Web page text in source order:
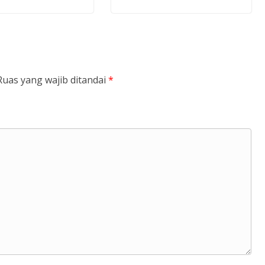
yang wajib ditandai *